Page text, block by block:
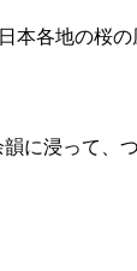
本各地の桜
に浸って、